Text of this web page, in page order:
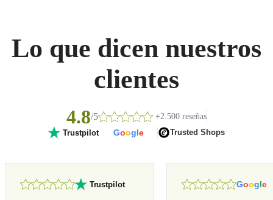
Lo que dicen nuestros
clientes
4.8/5 +2.500 reseñas
Trustpilot Google Trusted Shops
Trustpilot Google